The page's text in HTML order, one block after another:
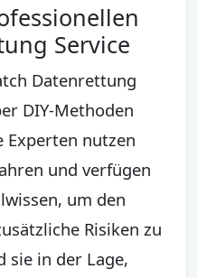
Service
Datenrettung
DIY-Methoden
Experten nutzen
und verfügen
um den
Risiken zu
sie in der Lage,